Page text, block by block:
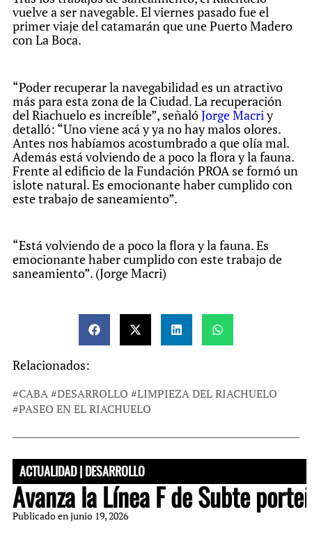
vuelve a ser navegable. El viernes pasado fue el
primer viaje del catamarán que une Puerto Madero
con La Boca.
“Poder recuperar la navegabilidad es un atractivo
más para esta zona de la Ciudad. La recuperación
del Riachuelo es increíble”, señalóJorge Macriy
detalló: “Uno viene acá y ya no hay malos olores.
Antes nos habíamos acostumbrado a que olía mal.
Además está volviendo de a poco la flora y la fauna.
Frente al edificio de la Fundación PROA se formó un
islote natural. Es emocionante haber cumplido con
este trabajo de saneamiento”.
“Está volviendo de a poco la flora y la fauna. Es
emocionante haber cumplido con este trabajo de
saneamiento”. (Jorge Macri)
Relacionados:
#CABA#DESARROLLO #LIMPIEZA DEL RIACHUELO
#PASEO EN EL RIACHUELO
ACTUALIDAD|DESARROLLO
Avanza la Línea F de Subte
Publicado enjunio 19, 2026